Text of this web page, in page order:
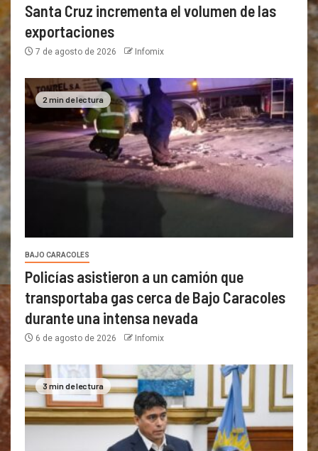
Santa Cruz incrementa el volumen de las
exportaciones
7 de agosto de 2026 Infomix
2 min de lectura
BAJO CARACOLES
Policías asistieron a un camión que
transportaba gas cerca de Bajo Caracoles
durante una intensa nevada
6 de agosto de 2026 Infomix
3 min de lectura